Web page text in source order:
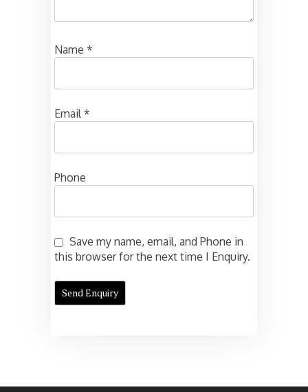
Name *
Email*
Phone
Save my name, email, and Phone in
this browser for the next time I Enquiry.